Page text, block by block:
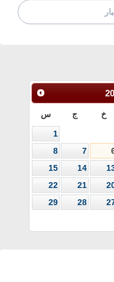
خ ج س
1
7
8
14
15
21
22
28
29